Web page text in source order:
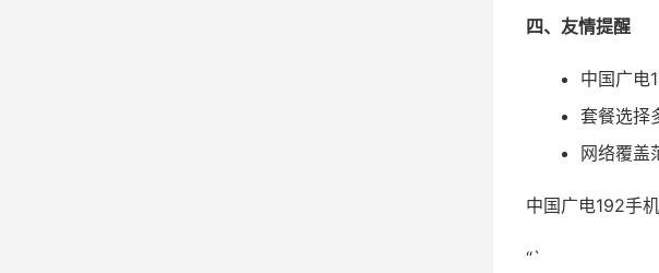
四、友情提醒
中国广电
套餐选择
网络覆盖
中国广电192手
“`